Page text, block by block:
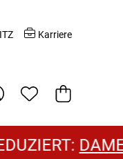
Karriere
Warenkorb
DAMEN